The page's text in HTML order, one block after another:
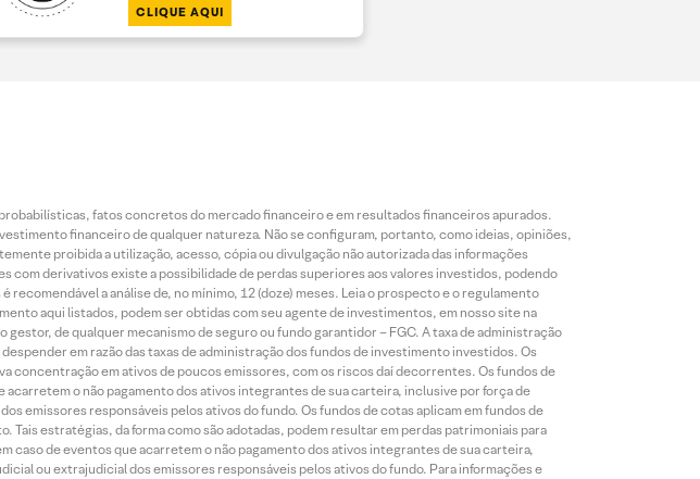
CLIQUE AQUI
fatos concretos do mercado financeiro e em resultados financeiros apurados.
financeiro de qualquer natureza. Não se configuram, portanto, como ideias, opiniões,
proibida a utilização, acesso, cópia ou divulgação não autorizada das informações
derivativos existe a possibilidade de perdas superiores aos valores investidos, podendo
a análise de, no mínimo, 12 (doze) meses. Leia o prospecto e o regulamento
aqui listados, podem ser obtidas com seu agente de investimentos, em nosso site na
de qualquer mecanismo de seguro ou fundo garantidor – FGC. A taxa de administração
em razão das taxas de administração dos fundos de investimento investidos. Os
concentração em ativos de poucos emissores, com os riscos daí decorrentes. Os fundos de
o não pagamento dos ativos integrantes de sua carteira, inclusive por força de
emissores responsáveis pelos ativos do fundo. Os fundos de cotas aplicam em fundos de
estratégias, da forma como são adotadas, podem resultar em perdas patrimoniais para
caso de eventos que acarretem o não pagamento dos ativos integrantes de sua carteira,
ou extrajudicial dos emissores responsáveis pelos ativos do fundo. Para informações e